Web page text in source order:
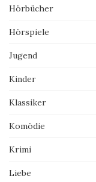
Hörbücher
Hörspiele
Jugend
Kinder
Klassiker
Komödie
Krimi
Liebe